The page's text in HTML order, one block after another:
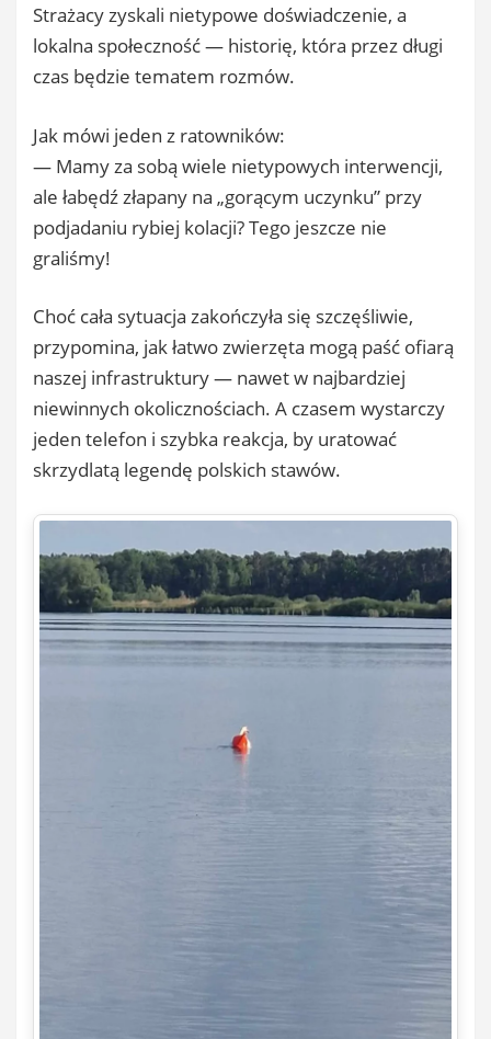
Strażacy zyskali nietypowe doświadczenie, a
lokalna społeczność — historię, która przez długi
czas będzie tematem rozmów.
Jak mówi jeden z ratowników:
— Mamy za sobą wiele nietypowych interwencji,
ale łabędź złapany na „gorącym uczynku” przy
podjadaniu rybiej kolacji? Tego jeszcze nie
graliśmy!
Choć cała sytuacja zakończyła się szczęśliwie,
przypomina, jak łatwo zwierzęta mogą paść ofiarą
naszej infrastruktury — nawet w najbardziej
niewinnych okolicznościach. A czasem wystarczy
jeden telefon i szybka reakcja, by uratować
skrzydlatą legendę polskich stawów.